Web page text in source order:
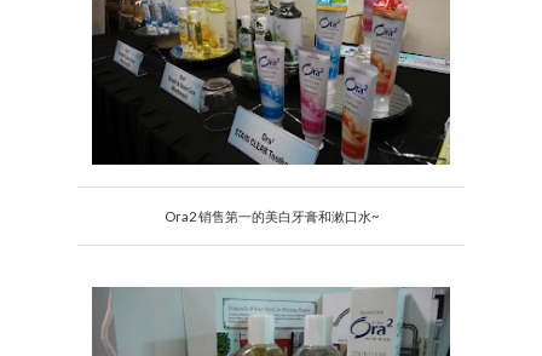
Ora2 销售第一的美白牙膏和漱口水~